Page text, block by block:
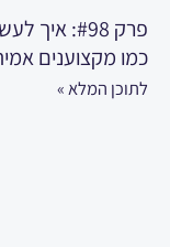
פרק #98:
כמו מקצוענים
לתוכן המלא »